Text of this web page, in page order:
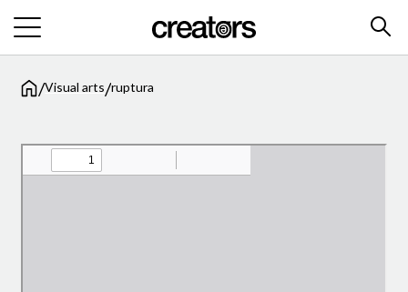
/Visual arts/ruptura